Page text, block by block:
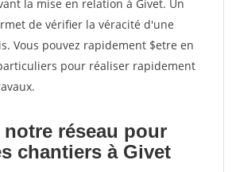
la mise en relation à Givet. Un
de vérifier la véracité d'une
Vous pouvez rapidement $etre en
pour réaliser rapidement
réseau pour
chantiers à Givet